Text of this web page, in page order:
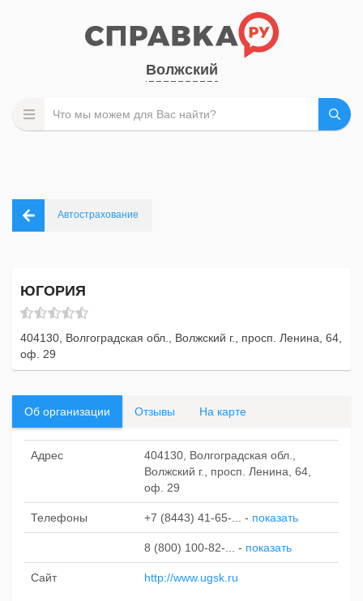
Волжский
Автострахование
ЮГОРИЯ
404130, Волгоградская обл., Волжский г., просп. Ленина, 64,
оф. 29
Об организации Отзывы На карте
Адрес
404130, Волгоградская обл.,
Волжский г., просп. Ленина, 64,
оф. 29
Телефоны +7 (8443) 41-65-... - показать
8 (800) 100-82-... - показать
Сайт http://www.ugsk.ru